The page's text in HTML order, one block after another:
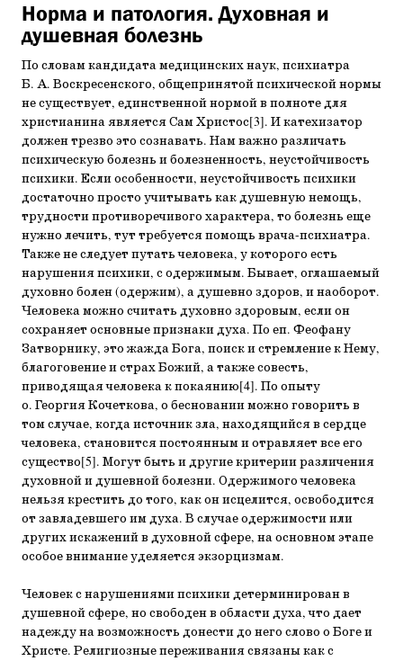
Норма и патология. Духовная и
душевная болезнь
По словам кандидата медицинских наук, психиатра
Б. А. Воскресенского, общепринятой психической нормы
не существует, единственной нормой в полноте для
христианина является Сам Христос[3]. И катехизатор
должен трезво это сознавать. Нам важно различать
психическую болезнь и болезненность, неустойчивость
психики. Если особенности, неустойчивость психики
достаточно просто учитывать как душевную немощь,
трудности противоречивого характера, то болезнь еще
нужно лечить, тут требуется помощь врача-психиатра.
Также не следует путать человека, у которого есть
нарушения психики, с одержимым. Бывает, оглашаемый
духовно болен (одержим), а душевно здоров, и наоборот.
Человека можно считать духовно здоровым, если он
сохраняет основные признаки духа. По еп. Феофану
Затворнику, это жажда Бога, поиск и стремление к Нему,
благоговение и страх Божий, а также совесть,
приводящая человека к покаянию[4]. По опыту
о. Георгия Кочеткова, о бесновании можно говорить в
том случае, когда источник зла, находящийся в сердце
человека, становится постоянным и отравляет все его
существо[5]. Могут быть и другие критерии различения
духовной и душевной болезни. Одержимого человека
нельзя крестить до того, как он исцелится, освободится
от завладевшего им духа. В случае одержимости или
других искажений в духовной сфере, на основном этапе
особое внимание уделяется экзорцизмам.
Человек с нарушениями психики детерминирован в
душевной сфере, но свободен в области духа, что дает
надежду на возможность донести до него слово о Боге и
Христе. Религиозные переживания связаны как с